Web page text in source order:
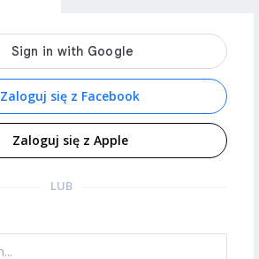
Zaloguj się z Facebook
Zaloguj się z Apple
LUB